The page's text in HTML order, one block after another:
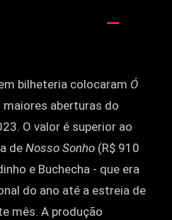
bilheteria colocaram Ó
aberturas do
O valor é superior ao
de Nosso Sonho (R$ 910
e Buchecha - que era
do ano até a estreia de
mês. A produção